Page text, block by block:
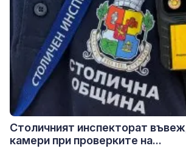
Столичният инспекторат
камери при проверките на...